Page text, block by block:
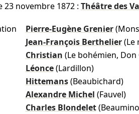
23 novembre 1872: Théâtre des
Pierre-Eugène Grenier
Jean-François Berthelier (Le
Christian (Le bohémien, Don
Léonce (Lardillon)
Hittemans (Beaubichard)
Alexandre Michel (Fauvel)
Charles Blondelet